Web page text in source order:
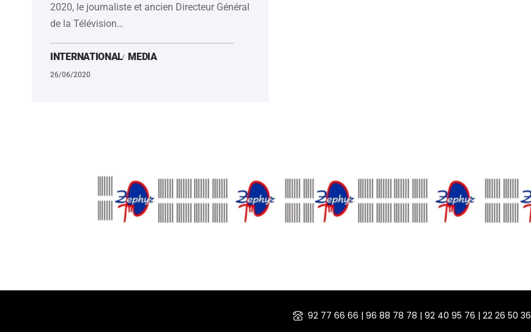
2020, le journaliste et ancien Directeur Général
de la Télévision…
INTERNATIONAL MEDIA
26/06/2020
92 77 66 66 | 96 88 78 78 | 92 40 95 76 | 22 26 50 36